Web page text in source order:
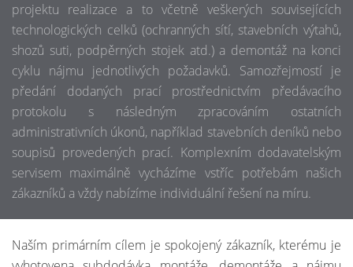
projektu realizace a to včetně veškerých souvisejících
technologických celků (ochranných sítí, stavebních výtahů,
shozů suti, podpěrných stojek atd.) a demontáž na konci
cyklu nájmu jednotlivých požadavků. Samozřejmostí je
předání dodaných prací prostřednictvím předávacího
protokolu s následným zpracováním ostatních
administrativních úkonů, například stavebních deníků nebo
soupisů provedených prací. Komplexním dodavatelským
servisem maximálně vycházíme vstříc potřebám našich
zákazníků a vždy nabízíme individuální řešení na míru.
Naším primárním cílem je spokojený zákazník, kterému je